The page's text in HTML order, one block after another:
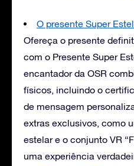
O presente Super
Ofereça o presente
com o Presente Super
encantador da OSR
físicos, incluindo o
de mensagem
extras exclusivos, como
estelar e o conjunto VR
uma experiência